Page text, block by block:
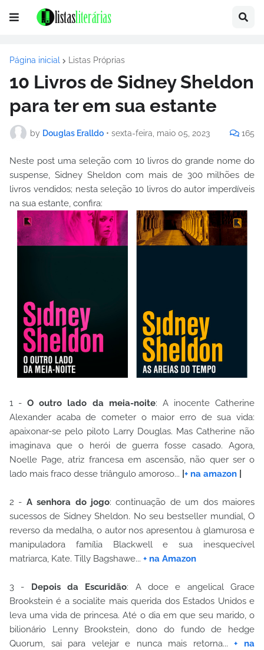
Página inicial Listas Próprias
10 Livros de Sidney Sheldon
para ter em sua estante
by Douglas Eralldo • sexta-feira, maio 05, 2023 165
Neste post uma seleção com 10 livros do grande nome do
suspense, Sidney Sheldon com mais de 300 milhões de
livros vendidos; nesta seleção 10 livros do autor imperdíveis
na sua estante, confira:
1 -O outro lado da meia-noite: A inocente Catherine
Alexander acaba de cometer o maior erro de sua vida:
apaixonar-se pelo piloto Larry Douglas. Mas Catherine não
imaginava que o herói de guerra fosse casado. Agora,
Noelle Page, atriz francesa em ascensão, não quer ser o
lado mais fraco desse triângulo amoroso... + na amazon
2 - A senhora do jogo: continuação de um dos maiores
sucessos de Sidney Sheldon. No seu bestseller mundial, O
reverso da medalha, o autor nos apresentou à glamurosa e
manipuladora família Blackwell e sua inesquecível
matriarca, Kate. Tilly Bagshawe... + na Amazon
3 - Depois da Escuridão: A doce e angelical Grace
Brookstein é a socialite mais querida dos Estados Unidos e
leva uma vida de princesa. Até o dia em que seu marido, o
bilionário Lenny Brookstein, dono do fundo de hedge
Quorum, sai para velejar e nunca mais retorna...
+ na